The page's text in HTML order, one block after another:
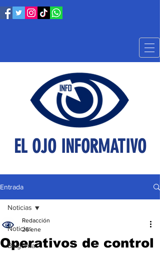
EL OJO INFORMATIVO
Entrada
Noticias
Baigorria
Noticias
Operativos de control
Redacción
26 ene